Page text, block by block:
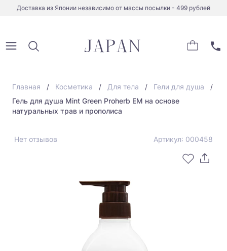
Доставка из Японии независимо от массы посылки - 499 рублей
Главная Косметика Для тела
Гели для душа
Гель для душа Mint Green Proherb EM на основе
натуральных трав и прополиса
Нет отзывов Артикул: 000458